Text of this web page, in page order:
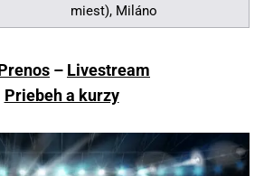
miest), Miláno
– Livestream
Priebeh a kurzy